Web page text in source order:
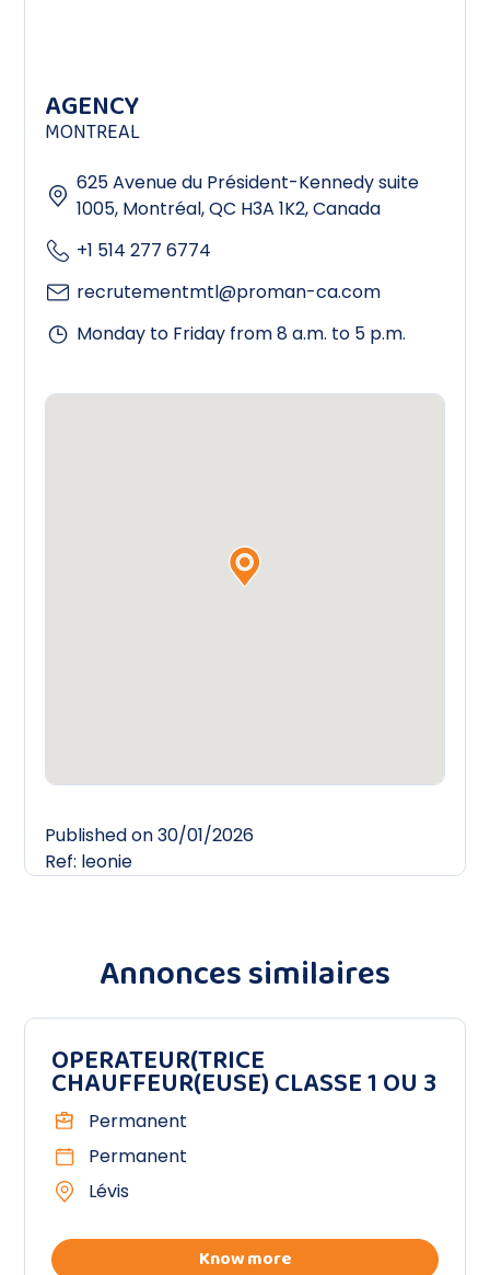
AGENCY
MONTREAL
625 Avenue du Président-Kennedy suite
1005, Montréal, QC H3A 1K2, Canada
+1 514 277 6774
recrutementmtl@proman-ca.com
Monday to Friday from 8 a.m. to 5 p.m.
Published on 30/01/2026
Ref: leonie
Annonces similaires
OPERATEUR(TRICE
CHAUFFEUR(EUSE) CLASSE 1 OU 3
Permanent
Permanent
Lévis
Know more